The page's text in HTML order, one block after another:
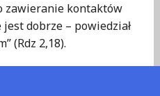
zawieranie kontaktów
dobrze – powiedział
(Rdz 2,18).